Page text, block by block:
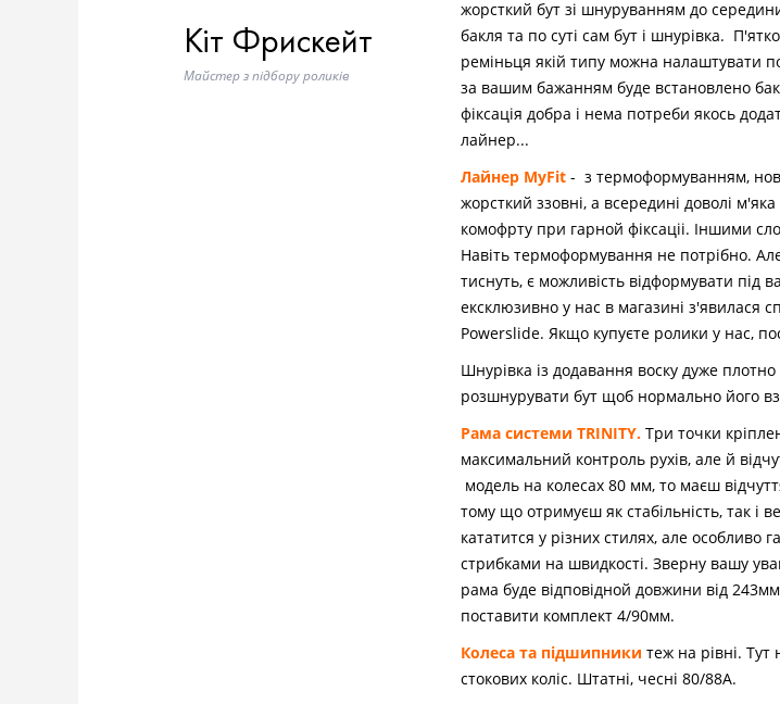
Кіт Фрискейт
Майстер з підбору роликів
жорсткий бут зі шнуруванням до
бакля та по суті сам бут і шнурівка.
реміньця якій типу можна налаштувати
за вашим бажанням буде встановлено
фіксація добра і нема потреби якось
лайнер...
Лайнер MyFit - з термоформуванням,
жорсткий ззовні, а всередині доволі
комофрту при гарной фіксаціі. Іншими
Навіть термоформування не потрібно.
тиснуть, є можливість відформувати під
ексклюзивно у нас в магазині з'явилася
Powerslide. Якщо купуєте ролики у нас,
Шнурівка із додавання воску дуже
розшнурувати бут щоб нормально його
Рама системи TRINITY. Три точки
максимальний контроль рухів, але й
модель на колесах 80 мм, то маєш
тому що отримуєш як стабільність, так і
кататится у різних стилях, але особливо
стрибками на швидкості. Зверну вашу
рама буде відповідной довжини від
поставити комплект 4/90мм.
Колеса та підшипники теж на рівні. Тут
стокових коліс. Штатні, чесні 80/88А.